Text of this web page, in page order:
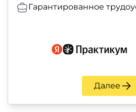
Гарантированное
Далее